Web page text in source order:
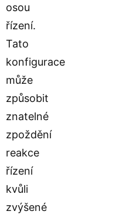
osou
řízení.
Tato
konfigurace
může
způsobit
znatelné
zpoždění
reakce
řízení
kvůli
zvýšené